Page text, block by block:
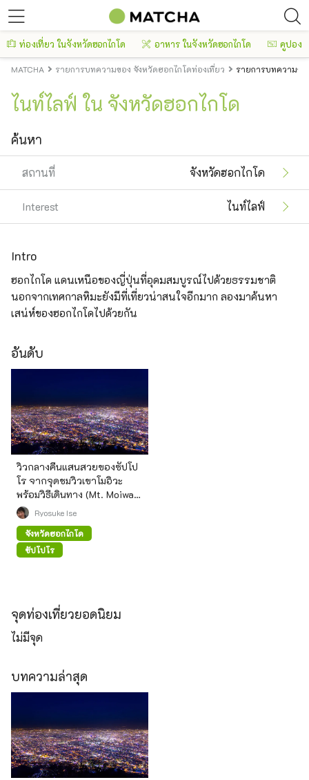
ท่องเที่ยว ในจังหวัดฮอกไกโด อาหาร ในจังหวัดฮอกไกโด คูปอง
MATCHA รายการบทความของ จังหวัดฮอกไกโดท่องเที่ยว รายการบทความข
ไนท์ไลฟ์ ใน จังหวัดฮอกไกโด
ค้นหา
สถานที่ จังหวัดฮอกไกโด
Interest ไนท์ไลฟ์
Intro
ฮอกไกโด แดนเหนือของญี่ปุ่นที่อุดมสมบูรณ์ไปด้วยธรรมชาติ
นอกจากเทศกาลหิมะยังมีที่เที่ยวน่าสนใจอีกมาก ลองมาค้นหา
เสน่ห์ของฮอกไกโดไปด้วยกัน
อันดับ
วิวกลางคืนแสนสวยของซัปโป
โร จากจุดชมวิวเขาโมอิวะ
พร้อมวิธีเดินทาง (Mt. Moiwa,
Sapporo)Ryosuke Ise
จังหวัดฮอกไกโด
ซัปโปโร
จุดท่องเที่ยวยอดนิยม
ไม่มีจุด
บทความล่าสุด